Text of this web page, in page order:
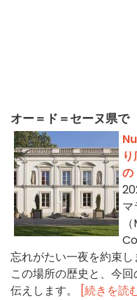
オー＝ド＝セーヌ県で
マ
忘れがたい一夜を約束
この場所の歴史と、今
伝えします。
[続きを読